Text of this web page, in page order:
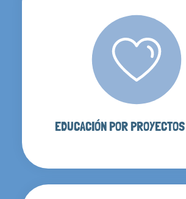
EDUCACIÓN POR PROYECTOS